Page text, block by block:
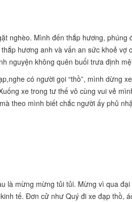
nghèo. Mình đến thắp hương, phúng
hương anh và vấn an sức khoẻ vợ
nguyện không quên buổi trưa định
có người gọi “thồ”, mình dừng
xe trong tư thế vô cùng vui vẻ
theo mình biết chắc người ấy phủ
là mừng mừng tủi tủi. Mừng vì qua
tế. Đơn cử như Quý đi xe đạp thồ,